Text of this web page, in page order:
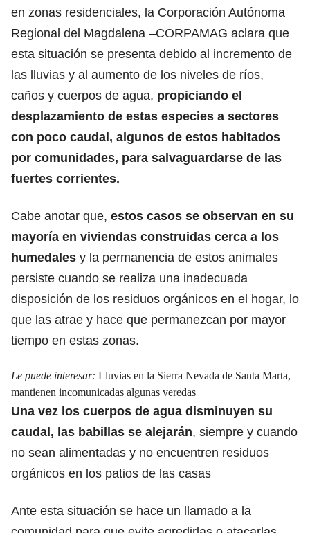
en zonas residenciales, la Corporación Autónoma
Regional del Magdalena –CORPAMAG aclara que
esta situación se presenta debido al incremento de
las lluvias y al aumento de los niveles de ríos,
caños y cuerpos de agua, propiciando el
desplazamiento de estas especies a sectores
con poco caudal, algunos de estos habitados
por comunidades, para salvaguardarse de las
fuertes corrientes.
Cabe anotar que, estos casos se observan en su
mayoría en viviendas construidas cerca a los
humedales y la permanencia de estos animales
persiste cuando se realiza una inadecuada
disposición de los residuos orgánicos en el hogar, lo
que las atrae y hace que permanezcan por mayor
tiempo en estas zonas.
Le puede interesar: Lluvias en la Sierra Nevada de Santa Marta,
mantienen incomunicadas algunas veredas
Una vez los cuerpos de agua disminuyen su
caudal, las babillas se alejarán, siempre y cuando
no sean alimentadas y no encuentren residuos
orgánicos en los patios de las casas
Ante esta situación se hace un llamado a la